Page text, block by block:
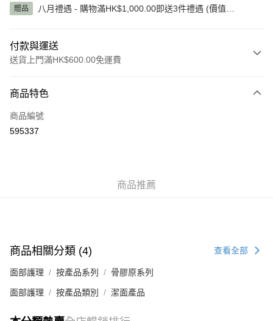
贈品
八月禮遇 - 購物滿HK$1,000.00即送3件禮遇 (價值
付款與運送
送貨上門滿HK$600.00免運費
信用卡
AlipayHK
商品特色
商品編號
595337
商品推薦
商品相關分類 (4) 查看全部
面部護理 按產品系列 骨膠原系列
面部護理 按產品類別 潔面產品